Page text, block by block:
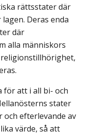
rättsstater där
Deras enda
där
alla människors
för att i all bi- och
stater
och efterlevande av
värde, så att